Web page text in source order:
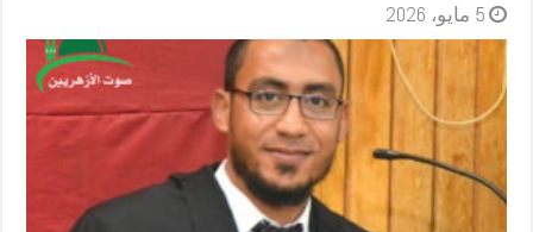
5 مايو، 2026